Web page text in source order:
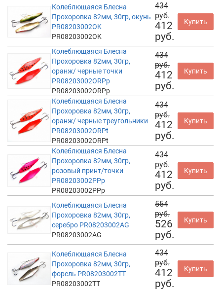
Колеблющаяся Блесна
Прохоровка 82мм, 30гр, окунь
PR08203002OK
PR08203002OK
434
руб.
412
руб.
Купить
Колеблющаяся Блесна
Прохоровка 82мм, 30гр,
оранж/ черные точки
PR08203002ORPp
PR08203002ORPp
434
руб.
412
руб.
Купить
Колеблющаяся Блесна
Прохоровка 82мм, 30гр,
оранж/ черные треугольники
PR08203002ORPt
PR08203002ORPt
434
руб.
412
руб.
Купить
Колеблющаяся Блесна
Прохоровка 82мм, 30гр,
розовый принт/точки
PR08203002PPp
PR08203002PPp
434
руб.
412
руб.
Купить
Колеблющаяся Блесна
Прохоровка 82мм, 30гр,
серебро PR08203002AG
PR08203002AG
554
руб.
526
руб.
Купить
Колеблющаяся Блесна
Прохоровка 82мм, 30гр,
форель PR08203002TT
PR08203002TT
434
руб.
412
руб.
Купить